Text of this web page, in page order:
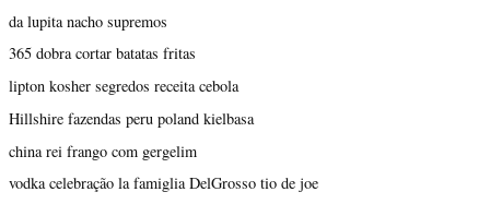
da lupita nacho supremos
365 dobra cortar batatas fritas
lipton kosher segredos receita cebola
Hillshire fazendas peru poland kielbasa
china rei frango com gergelim
vodka celebração la famiglia DelGrosso tio de joe